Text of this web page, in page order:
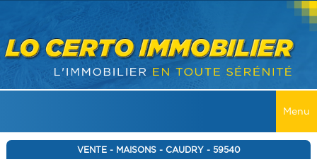
Menu
VENTE - MAISONS - CAUDRY - 59540